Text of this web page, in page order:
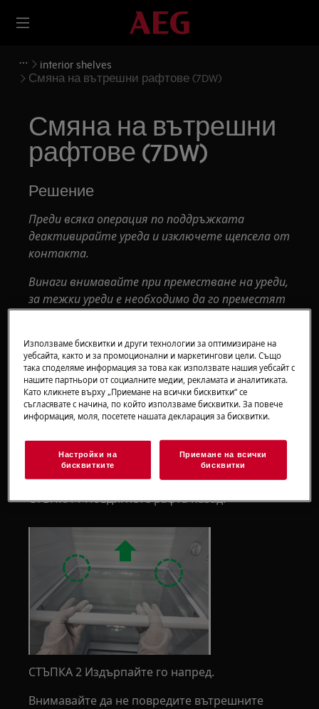
interior shelves
Смяна на вътрешни рафтове (7DW)
Смяна на вътрешни
рафтове (7DW)
Решение
Преди всяка операция по поддръжката
деактивирайте уреда и изключете щепсела от
контакта.
Винаги внимавайте при преместване на уреди,
за тежки уреди е необходимо да го преместят
Винаги използвайте предпазни ръкавици и
затворени обувки.
Моля, обърнете внимание, че саморемонтът
или непрофесионалният ремонт могат да
имат последици за безопасността, ако не
бъдат направени правилно
1. Рафтове за храна
СТЪПКА 1 Повдигнете рафта назад.
СТЪПКА 2 Издърпайте го напред.
Внимавайте да не повредите вътрешните
Използваме бисквитки и други технологии за оптимизиране на
уебсайта, както и за промоционални и маркетингови цели. Също
така споделяме информация за това как използвате нашия уебсайт с
нашите партньори от социалните медии, рекламата и аналитиката.
Като кликнете върху „Приемане на всички бисквитки“ се
съгласявате с начина, по който използваме бисквитки. За повече
информация, моля, посетете нашата декларация за бисквитки.
Настройки на
бисквитките
Приемане на всички
бисквитки